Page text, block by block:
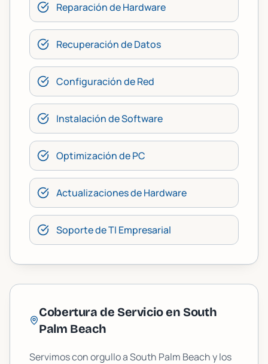
Reparación de Hardware
Recuperación de Datos
Configuración de Red
Instalación de Software
Optimización de PC
Actualizaciones de Hardware
Soporte de TI Empresarial
Cobertura de Servicio en South
Palm Beach
Servimos con orgullo aSouth Palm Beachy los